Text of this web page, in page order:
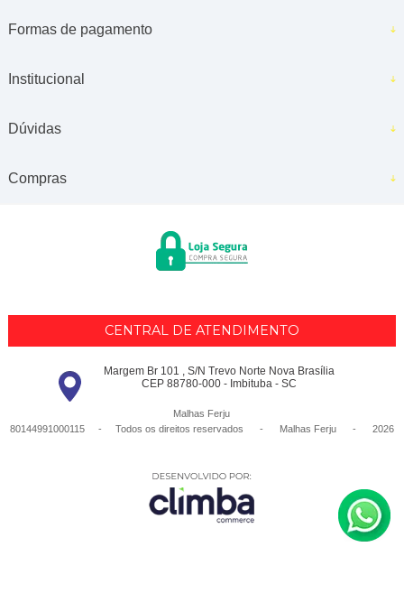
Formas de pagamento
Institucional
Dúvidas
Compras
CENTRAL DE ATENDIMENTO
Margem Br 101 , S/N Trevo Norte Nova Brasília
CEP 88780-000 - Imbituba - SC
Malhas Ferju
80144991000115 - Todos os direitos reservados
- Malhas Ferju - 2026